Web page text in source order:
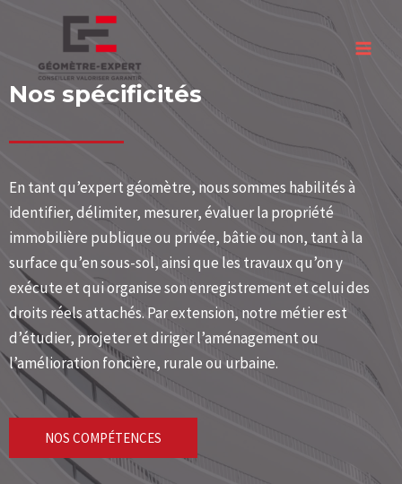
Nos spécificités
En tant qu’expert géomètre, nous sommes habilités à
identifier, délimiter, mesurer, évaluer la propriété
immobilière publique ou privée, bâtie ou non, tant à la
surface qu’en sous-sol, ainsi que les travaux qu’on y
exécute et qui organise son enregistrement et celui des
droits réels attachés. Par extension, notre métier est
d’étudier, projeter et diriger l’aménagement ou
l’amélioration foncière, rurale ou urbaine.
NOS COMPÉTENCES